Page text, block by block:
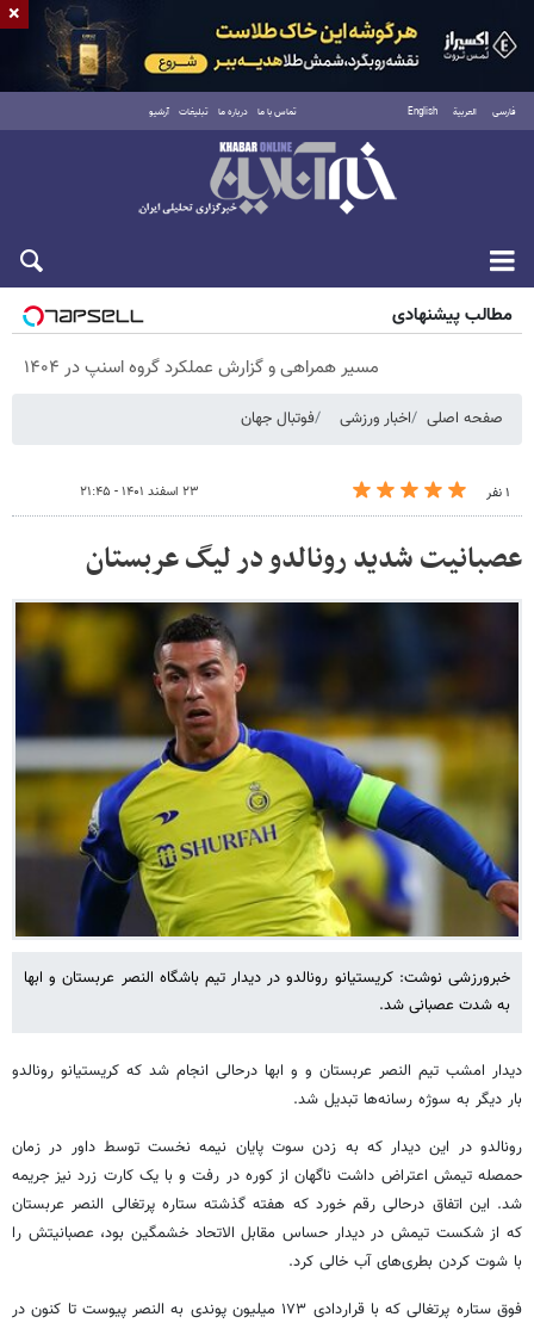
فارسی العربية English تماس با ما درباره ما تبلیغات آرشیو
پنجشنبه ۱۵ مرداد ۱۴۰۵
مطالب پیشنهادی
مسیر همراهی و گزارش عملکرد گروه اسنپ در ۱۴۰۴
صفحه اصلی اخبار ورزشی فوتبال جهان
۱ نفر ۲۳ اسفند ۱۴۰۱ - ۲۱:۴۵
عصبانیت شدید رونالدو در لیگ عربستان
خبرورزشی نوشت: کریستیانو رونالدو در دیدار تیم باشگاه النصر عربستان و ابها
به شدت عصبانی شد.
دیدار امشب تیم النصر عربستان و و ابها درحالی انجام شد که کریستیانو رونالدو
بار دیگر به سوژه رسانه‌ها تبدیل شد.
رونالدو در این دیدار که به زدن سوت پایان نیمه نخست توسط داور در زمان
حمصله تیمش اعتراض داشت ناگهان از کوره در رفت و با یک کارت زرد نیز جریمه
شد. این اتفاق درحالی رقم خورد که هفته گذشته ستاره پرتغالی النصر عربستان
که از شکست تیمش در دیدار حساس مقابل الاتحاد خشمگین بود، عصبانیتش را
با شوت کردن بطری‌های آب خالی کرد.
فوق ستاره پرتغالی که با قراردادی ۱۷۳ میلیون پوندی به النصر پیوست تا کنون در
×